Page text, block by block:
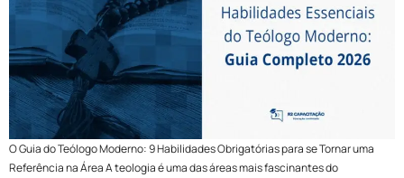
O Guia do Teólogo Moderno: 9 Habilidades Obrigatórias para se Tornar uma
Referência na Área A teologia é uma das áreas mais fascinantes do